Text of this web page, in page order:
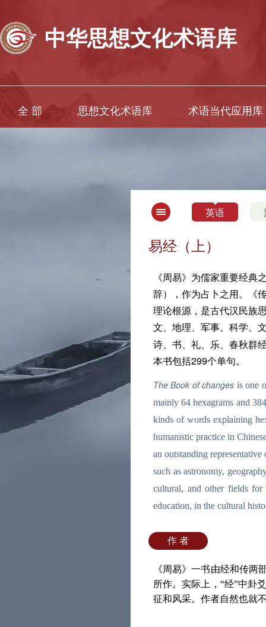
中华思想文化术语库
全 部 思想文化术语库 术语当代应用库
英语
易经（上）
《周易》为儒家重要经典
辞），作为占卜之用。《
理论根源，是古代汉民族
文、地理、军事、科学、
诗、书、礼、乐、春秋群
本书包括299个单句。
The Book of changes is one
mainly 64 hexagrams and
kinds of words explaining
humanistic practice in
an outstanding
such as astronomy,
cultural, and other fields
education, in the cultural
作 者
《周易》一书由经和传两
所作。实际上，“经”中卦
征和风采。作者自然也就